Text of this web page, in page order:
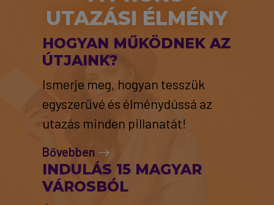
UTAZÁSI ÉLMÉNY
HOGYAN MŰKÖDNEK AZ
ÚTJAINK?
Ismerje meg, hogyan tesszük
egyszerűvé és élménydússá az
utazás minden pillanatát!
Bővebben
INDULÁS 15 MAGYAR
VÁROSBÓL